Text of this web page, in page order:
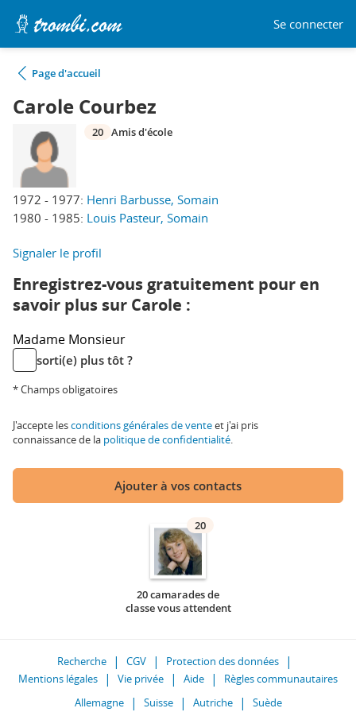
Se connecter
Page d'accueil
Carole Courbez
1972 - 1977: Henri Barbusse, Somain
1980 - 1985: Louis Pasteur, Somain
20 Amis d'école
Signaler le profil
Enregistrez-vous gratuitement pour en
savoir plus sur Carole :
Madame Monsieur
sorti(e) plus tôt ?
* Champs obligatoires
J'accepte lesconditions générales de venteet j'ai pris
connaissance de la politique de confidentialité.
Ajouter à vos contacts
20
20 camarades de
classe vous attendent
Recherche CGV
Protection des données
Mentions légales
Vie privée Aide
Règles communautaires
Allemagne
Suisse Autriche Suède